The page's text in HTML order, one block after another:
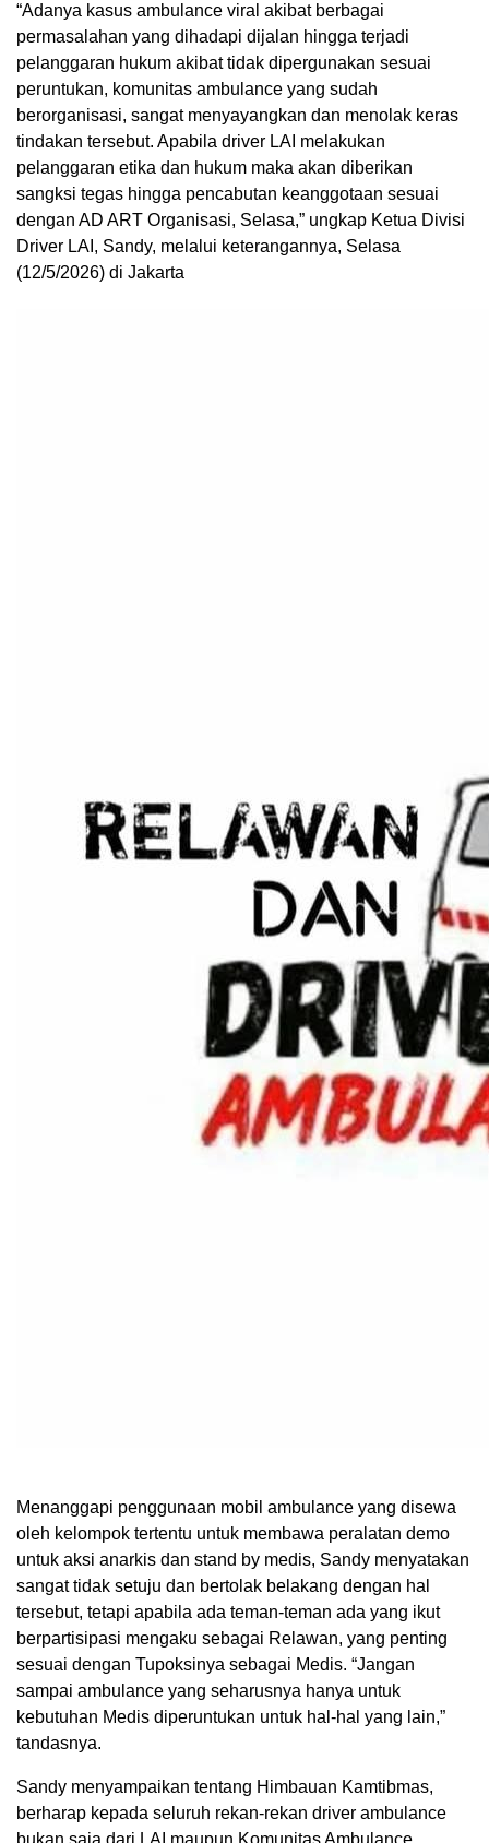
“Adanya kasus ambulance viral akibat berbagai
permasalahan yang dihadapi dijalan hingga terjadi
pelanggaran hukum akibat tidak dipergunakan sesuai
peruntukan, komunitas ambulance yang sudah
berorganisasi, sangat menyayangkan dan menolak keras
tindakan tersebut. Apabila driver LAI melakukan
pelanggaran etika dan hukum maka akan diberikan
sangksi tegas hingga pencabutan keanggotaan sesuai
dengan AD ART Organisasi, Selasa,” ungkap Ketua Divisi
Driver LAI, Sandy, melalui keterangannya, Selasa
(12/5/2026) di Jakarta
Menanggapi penggunaan mobil ambulance yang disewa
oleh kelompok tertentu untuk membawa peralatan demo
untuk aksi anarkis dan stand by medis, Sandy menyatakan
sangat tidak setuju dan bertolak belakang dengan hal
tersebut, tetapi apabila ada teman-teman ada yang ikut
berpartisipasi mengaku sebagai Relawan, yang penting
sesuai dengan Tupoksinya sebagai Medis. “Jangan
sampai ambulance yang seharusnya hanya untuk
kebutuhan Medis diperuntukan untuk hal-hal yang lain,”
tandasnya.
Sandy menyampaikan tentang Himbauan Kamtibmas,
berharap kepada seluruh rekan-rekan driver ambulance
bukan saja dari LAI maupun Komunitas Ambulance